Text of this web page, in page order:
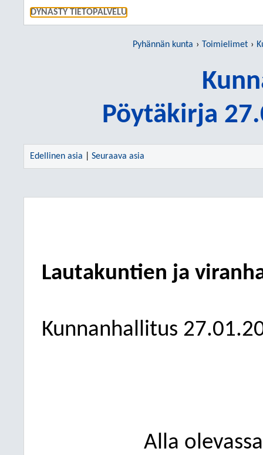
DYNASTY TIETOPALVELU
Pyhännän kunta Toimielimet
Pöytäkirja
Edellinen asia Seuraava asia
Lautakuntien ja
Kunnanhallitus
Alla